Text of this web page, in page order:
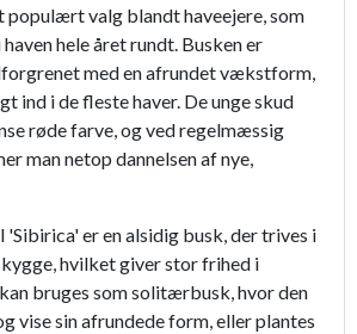
populært valg blandt haveejere, som
hele året rundt. Busken er
med en afrundet vækstform,
ind i de fleste haver. De unge skud
røde farve, og ved regelmæssig
man netop dannelsen af nye,
'Sibirica' er en alsidig busk, der trives i
hvilket giver stor frihed i
bruges som solitærbusk, hvor den
vise sin afrundede form, eller plantes